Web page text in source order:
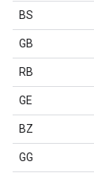
BS
GB
RB
GE
BZ
GG